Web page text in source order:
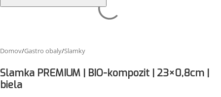
Domov/Gastro obaly/Slamky
Slamka PREMIUM | BIO-kompozit | 23×0,8cm |
biela